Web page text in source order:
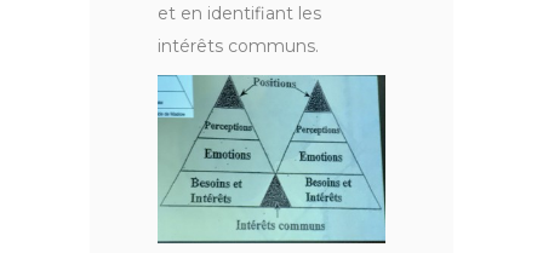
et en identifiant les
intérêts communs.